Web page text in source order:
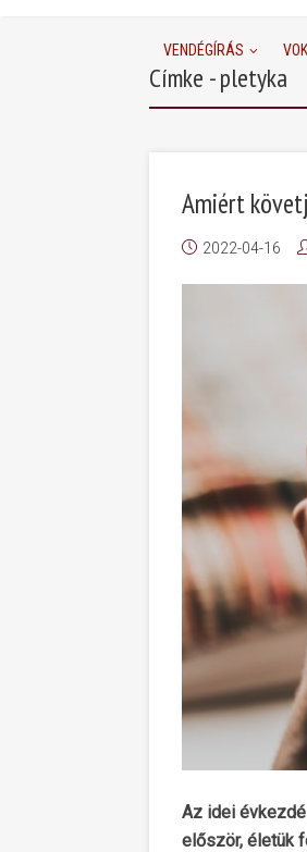
VENDÉGÍRÁS
Címke - pletyka
Amiért
2022-04-16
Az idei
először, életük